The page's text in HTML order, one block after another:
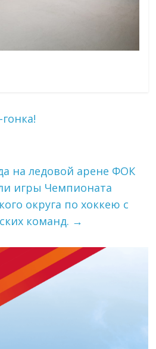
на ледовой арене ФОК
игры Чемпионата
округа по хоккею с
команд. →